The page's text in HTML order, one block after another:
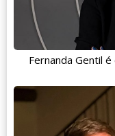
Fernanda Gentil